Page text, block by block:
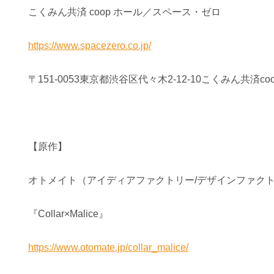
こくみん共済 coop ホール／スペース・ゼロ
https://www.spacezero.co.jp/
〒151-0053東京都渋谷区代々木2-12-10こくみん共済
【原作】
オトメイト（アイディアファクトリー/デザインファクト
『Collar×Malice』
https://www.otomate.jp/collar_malice/